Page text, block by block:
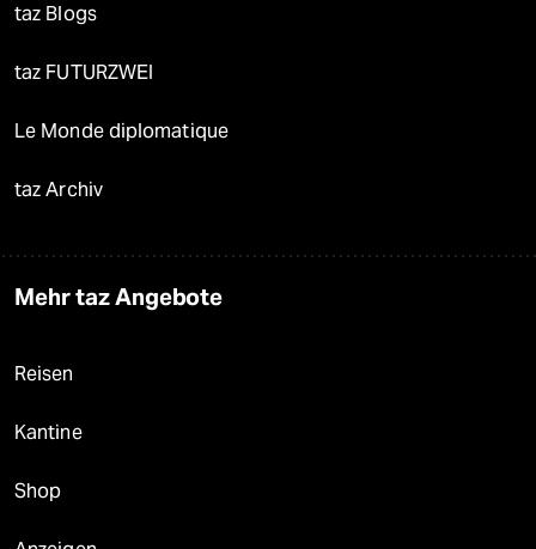
taz Blogs
taz FUTURZWEI
Le Monde diplomatique
taz Archiv
Mehr taz Angebote
Reisen
Kantine
Shop